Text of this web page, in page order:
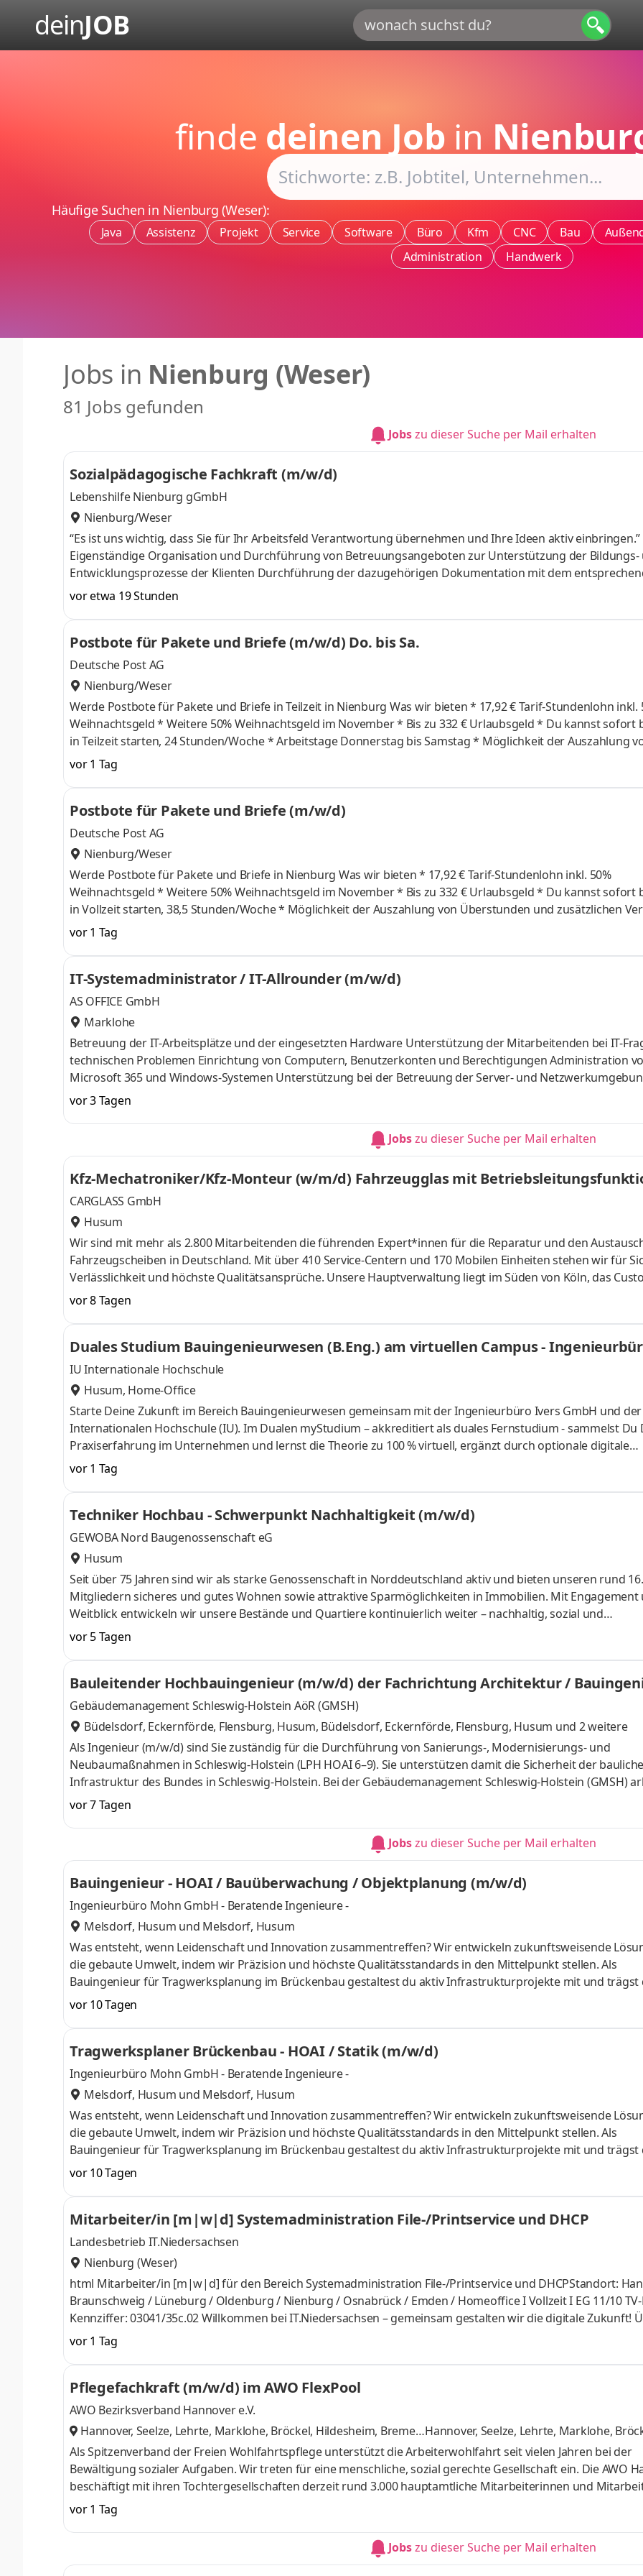
deinJOB
finde deinen Job in
Häufige Suchen in Nienburg (Weser):
Java Assistenz Projekt Service Software Büro Kfm CNC Bau
Administration
Handwerk
Jobs in Nienburg (Weser)
81 Jobs gefunden
Jobszu dieser Suche per Mail erhalten
Sozialpädagogische Fachkraft (m/w/d)
Lebenshilfe Nienburg gGmbH
Nienburg/Weser
“Es ist uns wichtig, dass Sie für Ihr Arbeitsfeld Verantwortung übernehmen und Ihre Ideen aktiv einbringen.”
Eigenständige Organisation und Durchführung von Betreuungsangeboten zur Unterstützung der Bildungs-
Entwicklungsprozesse der Klienten Durchführung der dazugehörigen Dokumentation mit dem entsprechenden
Berichtswesen Zusammenarbeit im Team, kollegiale Beratung von Teammitgliedern Teilnahme und Mitgestaltung
vor etwa 19 Stunden
Postbote für Pakete und Briefe (m/w/d) Do. bis Sa.
Deutsche Post AG
Nienburg/Weser
Werde Postbote für Pakete und Briefe in Teilzeit in Nienburg Was wir bieten * 17,92 € Tarif-Stundenlohn inkl. 50%
Weihnachtsgeld * Weitere 50% Weihnachtsgeld im November * Bis zu 332 € Urlaubsgeld * Du kannst sofort befristet
in Teilzeit starten, 24 Stunden/Woche * Arbeitstage Donnerstag bis Samstag * Möglichkeit der Auszahlung von
Überstunden und zusätzlichen Vergütung durch bspw. freiwillige Rufbereitschaft * Ein krisensicherer Arbeitsplatz,
garantierte Gehaltssteigerung gemäß Tarifvertrag und pünktliche Gehaltszahlungen
vor 1 Tag
Postbote für Pakete und Briefe (m/w/d)
Deutsche Post AG
Nienburg/Weser
Werde Postbote für Pakete und Briefe in Nienburg Was wir bieten * 17,92 € Tarif-Stundenlohn inkl. 50%
Weihnachtsgeld * Weitere 50% Weihnachtsgeld im November * Bis zu 332 € Urlaubsgeld * Du kannst sofort befristet
in Vollzeit starten, 38,5 Stunden/Woche * Möglichkeit der Auszahlung von Überstunden und zusätzlichen Vergütung
durch bspw. freiwillige Rufbereitschaft * Ein krisensicherer Arbeitsplatz, garantierte Gehaltssteigerung gemäß
Tarifvertrag und pünktliche Gehaltszahlungen
vor 1 Tag
IT-Systemadministrator / IT-Allrounder (m/w/d)
AS OFFICE GmbH
Marklohe
Betreuung der IT-Arbeitsplätze und der eingesetzten Hardware Unterstützung der Mitarbeitenden bei IT-Fragen und
technischen Problemen Einrichtung von Computern, Benutzerkonten und Berechtigungen Administration von
Microsoft 365 und Windows-Systemen Unterstützung bei der Betreuung der Server- und Netzwerkumgebung
Zusammenarbeit mit dem externen IT-Systemhaus Mitwirkung bei IT- und Digitalisierungsprojekten Dokumentation
und Pflege der vorhandenen IT-Systeme
vor 3 Tagen
Jobszu dieser Suche per Mail erhalten
Kfz-Mechatroniker/Kfz-Monteur (w/m/d) Fahrzeugglas mit
CARGLASS GmbH
Husum
Wir sind mit mehr als 2.800 Mitarbeitenden die führenden Expert*innen für die Reparatur und den
Fahrzeugscheiben in Deutschland. Mit über 410 Service-Centern und 170 Mobilen Einheiten stehen wir für
Verlässlichkeit und höchste Qualitätsansprüche. Unsere Hauptverwaltung liegt im Süden von Köln, das
Contact Center nicht weit entfernt davon in Bonn. Wir machen den Unterschied - mit außergewöhnlicher
Aufgaben Als Kfz-Mechatroniker/Kfz-Monteur (w/m/d) liegen der Austausch und die Reparatur von
Kalibrierung der Fahrassistenzsysteme in deinem Verantwortungsbereich. Du übernimmst die
„Betriebsleiter (HWK) (w/m/d)“ und bist
vor 8 Tagen
Duales Studium Bauingenieurwesen (B.Eng.) am virtuellen Campus -
IU Internationale Hochschule
Husum, Home-Office
Starte Deine Zukunft im Bereich Bauingenieurwesen gemeinsam mit der Ingenieurbüro Ivers GmbH und
Internationalen Hochschule (IU). Im Dualen myStudium – akkreditiert als duales Fernstudium - sammelst Du
Praxiserfahrung im Unternehmen und lernst die Theorie zu 100 % virtuell, ergänzt durch optionale digitale
Begleitveranstaltungen. Das Ingenieurbüro Ivers GmbH ist ein deutsches Dienstleistungsunternehmen mit
in Husum, Schleswig-Holstein, das seit 1997 im Bereich der bautechnischen Gesamtplanung aktiv ist. Es bietet
umfassende Beratung, Planung und Bauleitung für Infrastruktur- und Umweltprojekte in Norddeutschland
auch Du Teil unseres Teams und starte bei uns zu
vor 1 Tag
Techniker Hochbau - Schwerpunkt Nachhaltigkeit (m/w/d)
GEWOBA Nord Baugenossenschaft eG
Husum
Seit über 75 Jahren sind wir als starke Genossenschaft in Norddeutschland aktiv und bieten unseren rund
Mitgliedern sicheres und gutes Wohnen sowie attraktive Sparmöglichkeiten in Immobilien. Mit Engagement
Weitblick entwickeln wir unsere Bestände und Quartiere kontinuierlich weiter – nachhaltig, sozial und
verantwortungsvoll. Als Arbeitgeber legen wir Wert auf ein kollegiales Miteinander, flache Hierarchien und
Aufgaben mit Gestaltungsspielraum. Werden Sie Teil unseres Teams und bringen Sie Ihre Stärken bei der
Nord ein! Unser erfahrenes Team sucht ab sofort unbefristet einen Techniker Hochbau – Schwerpunkt
(m/w/d) am Standort Husum, der mit uns
vor 5 Tagen
Bauleitender Hochbauingenieur (m/w/d) der Fachrichtung Architektur /
Gebäudemanagement Schleswig-Holstein AöR (GMSH)
Büdelsdorf, Eckernförde, Flensburg, Husum, Büdelsdorf, Eckernförde, Flensburg, Husum und 2 weitere
Als Ingenieur (m/w/d) sind Sie zuständig für die Durchführung von Sanierungs-, Modernisierungs- und
Neubaumaßnahmen in Schleswig-Holstein (LPH HOAI 6–9). Sie unterstützen damit die Sicherheit der
Infrastruktur des Bundes in Schleswig-Holstein. Bei der Gebäudemanagement Schleswig-Holstein (GMSH)
rund 1.800 Menschen daran, das Land Schleswig-Holstein voranzubringen – durch nachhaltiges Bauen,
Beschaffen und zukunftsfähiges Bewirtschaften öffentlicher Gebäude. Unser Anspruch: Prozesse und
kontinuierlich zu verbessern – fachlich fundiert, lösungsorientiert und mit Offenheit für neue Wege. Bereit,
vor 7 Tagen
Jobszu dieser Suche per Mail erhalten
Bauingenieur - HOAI / Bauüberwachung / Objektplanung (m/w/d)
Ingenieurbüro Mohn GmbH - Beratende Ingenieure -
Melsdorf, Husum und Melsdorf, Husum
Was entsteht, wenn Leidenschaft und Innovation zusammentreffen? Wir entwickeln zukunftsweisende
die gebaute Umwelt, indem wir Präzision und höchste Qualitätsstandards in den Mittelpunkt stellen. Als
Bauingenieur für Tragwerksplanung im Brückenbau gestaltest du aktiv Infrastrukturprojekte mit und trägst
unsere Umgebung nachhaltig zu prägen. Finde bei uns die Möglichkeit, deine Expertise einzubringen und
spürbaren Unterschied zu machen, während du an bedeutsamen Projekten arbeitest. Aufgaben Sie
Objektplanung für anspruchsvolle Bauwerke im Wasserbau über alle Leistungsphasen der HOAI, von den
Entwürfen bis zur Detailplanung.Sie erstellen prüff
vor 10 Tagen
Tragwerksplaner Brückenbau - HOAI / Statik (m/w/d)
Ingenieurbüro Mohn GmbH - Beratende Ingenieure -
Melsdorf, Husum und Melsdorf, Husum
Was entsteht, wenn Leidenschaft und Innovation zusammentreffen? Wir entwickeln zukunftsweisende
die gebaute Umwelt, indem wir Präzision und höchste Qualitätsstandards in den Mittelpunkt stellen. Als
Bauingenieur für Tragwerksplanung im Brückenbau gestaltest du aktiv Infrastrukturprojekte mit und trägst
unsere Umgebung nachhaltig zu prägen. Finde bei uns die Möglichkeit, deine Expertise einzubringen und
spürbaren Unterschied zu machen, während du an bedeutsamen Projekten arbeitest. Aufgaben Sie
verantworten die Tragwerksplanung für anspruchsvolle Brückenbauprojekte und Ingenieurbauwerke in den
Leistungsphasen 1-6 der HOAI.Sie erstellen und prüfen pr
vor 10 Tagen
Mitarbeiter/in [m|w|d] Systemadministration File-/Printservice und DHCP
Landesbetrieb IT.Niedersachsen
Nienburg (Weser)
html Mitarbeiter/in [m|w|d] für den Bereich Systemadministration File-/Printservice und DHCPStandort: Hannover /
Braunschweig / Lüneburg / Oldenburg / Nienburg / Osnabrück / Emden / Homeoffice I Vollzeit I EG 11/10 TV-
Kennziffer: 03041/35c.02 Willkommen bei IT.Niedersachsen – gemeinsam gestalten wir die digitale Zukunft! Über uns
– Lernen Sie uns kennen Wir von IT.Niedersachsen verbinden das Land und seine Leute. Wir sorgen dafür, dass die
Beschäftigten in der öffentlichen Verwaltung digital arbeiten können. Gleichzeitig schaffen wir die Grundlage
dass Bürgerinnen und Bürger alle Ämter, Behörden und Ministerien künftig online erreichen können. Dafür
wir Sie: M
vor 1 Tag
Pflegefachkraft (m/w/d) im AWO FlexPool
AWO Bezirksverband Hannover e.V.
Hannover, Seelze, Lehrte, Marklohe, Bröckel, Hildesheim, Bremer
vörde, Hann. Münden, Achim,
Hannover, Seelze, Lehrte, Marklohe,
nn. Münden, Achimund 7 weitere
Als Spitzenverband der Freien Wohlfahrtspflege unterstützt die Arbeiterwohlfahrt seit vielen Jahren bei der
Bewältigung sozialer Aufgaben. Wir treten für eine menschliche, sozial gerechte Gesellschaft ein. Die AWO
beschäftigt mit ihren Tochtergesellschaften derzeit rund 3.000 hauptamtliche Mitarbeiterinnen und
der Kinder- und Jugendhilfe, der Seniorenarbeit, der Behindertenhilfe, der Sozialpsychiatrie und vielen
Bereichen tätig sind. Du liebst deinen Beruf als Pflegefachkraft, aber starre Dienstpläne passen nicht mehr zu
Alltag? Du möchtest Beruf und Privatleben besser vereinbaren, mehr Zeit für Familie, Hobbys oder einfach
vor 1 Tag
Jobszu dieser Suche per Mail erhalten